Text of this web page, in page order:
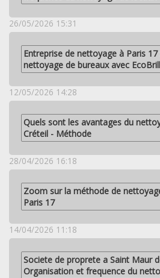
26/05/2026 15:31
Entreprise de nettoyage à Paris 17
nettoyage de bureaux avec
12/05/2026 14:28
Quels sont les avantages du
Créteil - Méthode
28/04/2026 16:18
Zoom sur la méthode de
Paris 17
14/04/2026 11:18
Societe de proprete a Saint Maur
Organisation et frequence du